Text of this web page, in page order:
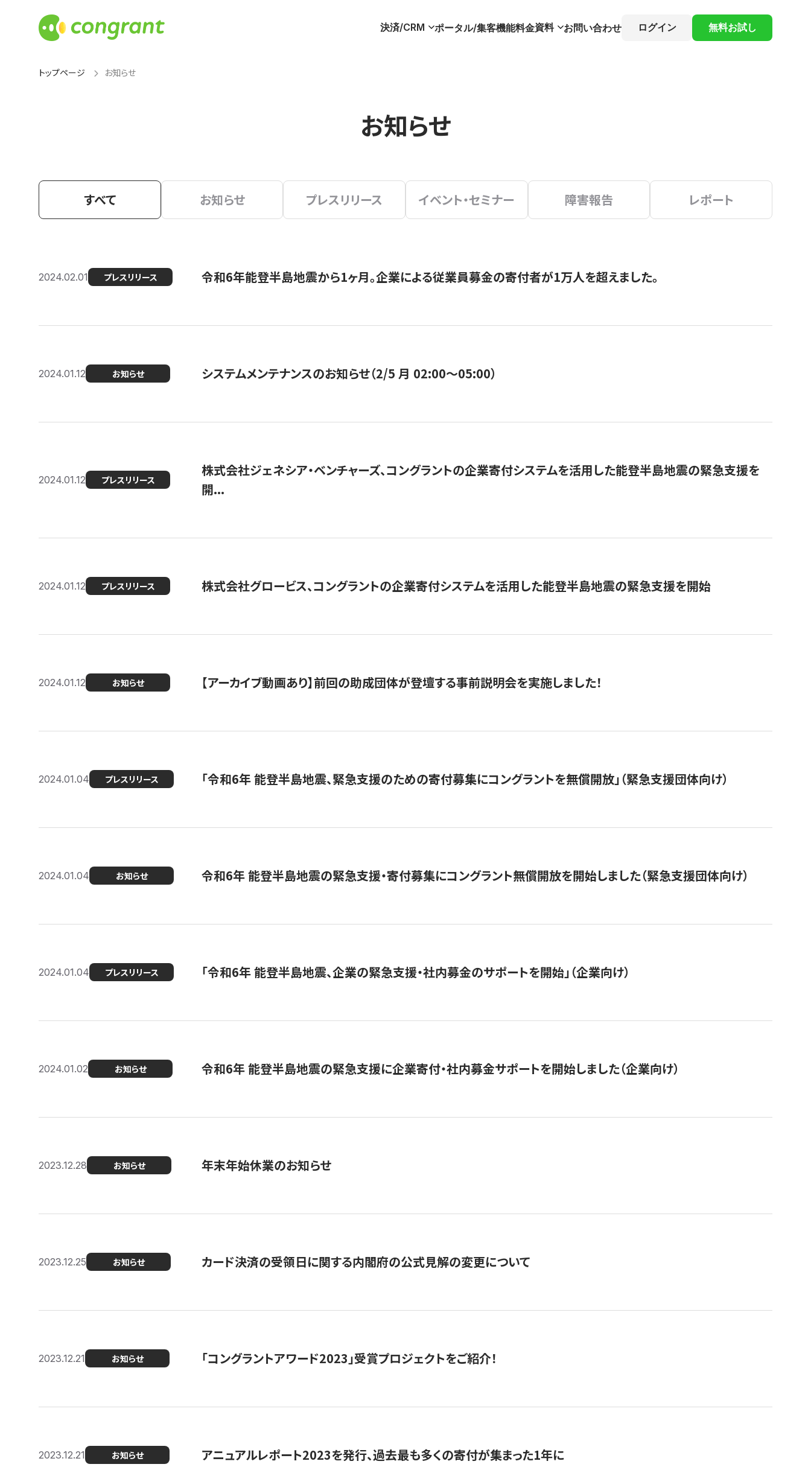
決済/CRM ポータル/集客機能料金資料 お問い合わせ ログイン 無料お試し
トップページ お知らせ
お知らせ
すべて お知らせ プレスリリース イベント・セミナー 障害報告 レポート
2024.02.01 プレスリリース 令和6年能登半島地震から1ヶ月。企業による従業員募金の寄付者が1万人を超えました。
2024.01.12 お知らせ システムメンテナンスのお知らせ（2/5 月 02:00〜05:00）
2024.01.12 プレスリリース
株式会社ジェネシア・ベンチャーズ、コングラントの企業寄付システムを活用した能登半島地震の緊急支援を
開...
2024.01.12 プレスリリース 株式会社グロービス、コングラントの企業寄付システムを活用した能登半島地震の緊急支援を開始
2024.01.12 お知らせ 【アーカイブ動画あり】前回の助成団体が登壇する事前説明会を実施しました！
2024.01.04 プレスリリース 「令和6年 能登半島地震、緊急支援のための寄付募集にコングラントを無償開放」（緊急支援団体向け）
2024.01.04 お知らせ 令和6年 能登半島地震の緊急支援・寄付募集にコングラント無償開放を開始しました（緊急支援団体向け）
2024.01.04 プレスリリース 「令和6年 能登半島地震、企業の緊急支援・社内募金のサポートを開始」（企業向け）
2024.01.02 お知らせ 令和6年 能登半島地震の緊急支援に企業寄付・社内募金サポートを開始しました（企業向け）
2023.12.28 お知らせ 年末年始休業のお知らせ
2023.12.25 お知らせ カード決済の受領日に関する内閣府の公式見解の変更について
2023.12.21 お知らせ 「コングラントアワード2023」受賞プロジェクトをご紹介！
2023.12.21 お知らせ アニュアルレポート2023を発行、過去最も多くの寄付が集まった1年に